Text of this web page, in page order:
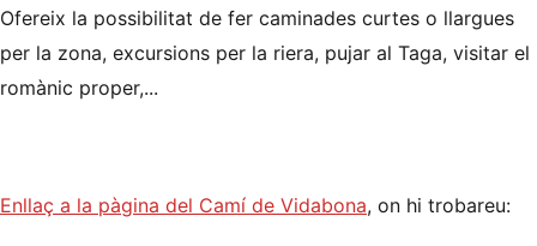
Ofereix la possibilitat de fer caminades curtes o llargues
per la zona, excursions per la riera, pujar al Taga, visitar el
romànic proper,...
Enllaç a la pàgina del Camí de Vidabona, on hi trobareu: